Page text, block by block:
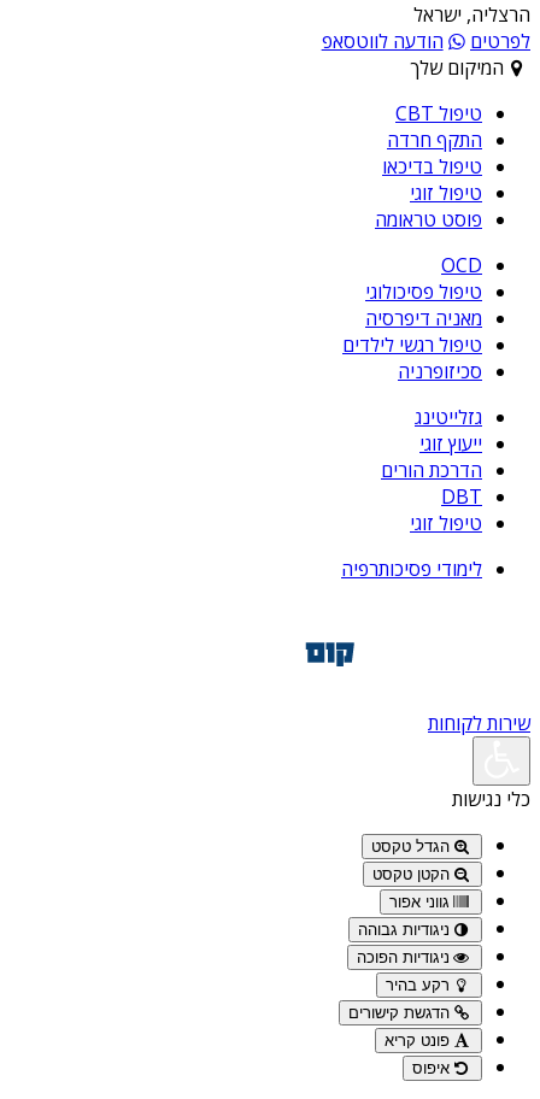
הרצליה, ישראל
לפרטים
הודעה לווטסאפ
המיקום שלך
טיפול CBT
התקף חרדה
טיפול בדיכאו
טיפול זוגי
פוסט טראומה
OCD
טיפול פסיכולוגי
מאניה דיפרסיה
טיפול רגשי לילדים
סכיזופרניה
גזלייטינג
ייעוץ זוגי
הדרכת הורים
DBT
טיפול זוגי
לימודי פסיכותרפיה
שירות לקוחות
כלי נגישות
הגדל טקסט
הקטן טקסט
גווני אפור
ניגודיות גבוהה
ניגודיות הפוכה
רקע בהיר
הדגשת קישורים
פונט קריא
איפוס